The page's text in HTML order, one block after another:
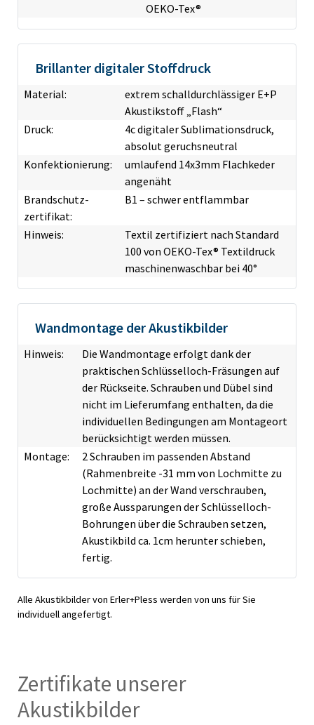
OEKO-Tex®
Brillanter digitaler Stoffdruck
Material:
extrem schalldurchlässiger E+P
Akustikstoff „Flash“
Druck:
4c digitaler Sublimationsdruck,
absolut geruchsneutral
Konfektionierung:
umlaufend 14x3mm Flachkeder
angenäht
Brandschutz­
zertifikat:
B1 – schwer entflammbar
Hinweis:
Textil zertifiziert nach Standard
100 von OEKO-Tex® Textildruck
maschinenwaschbar bei 40°
Wandmontage der Akustikbilder
Hinweis:
Die Wandmontage erfolgt dank der
praktischen Schlüsselloch-Fräsungen auf
der Rückseite. Schrauben und Dübel sind
nicht im Lieferumfang enthalten, da die
individuellen Bedingungen am Montageort
berücksichtigt werden müssen.
Montage:
2 Schrauben im passenden Abstand
(Rahmenbreite -31 mm von Lochmitte zu
Lochmitte) an der Wand verschrauben,
große Aussparungen der Schlüsselloch-
Bohrungen über die Schrauben setzen,
Akustikbild ca. 1cm herunter schieben,
fertig.
Alle Akustikbilder von Erler+Pless werden von uns für Sie
individuell angefertigt.
Zertifikate unserer
Akustikbilder